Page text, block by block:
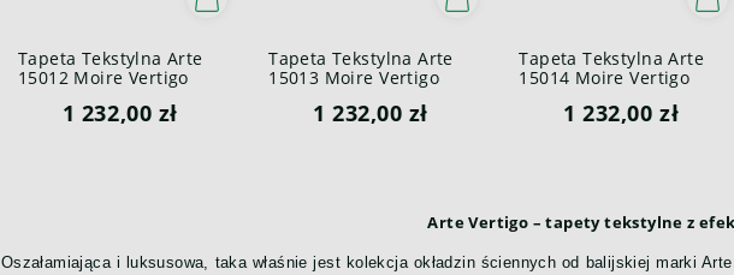
Tapeta Tekstylna Arte
15012 Moire Vertigo
1 232,00 zł
Tapeta Tekstylna Arte
15013 Moire Vertigo
1 232,00 zł
Tapeta Tekstylna Arte
15014 Moire Vertigo
1 232,00 zł
Arte Vertigo – tapety tekstylne z
Oszałamiająca i luksusowa, taka właśnie jest kolekcja okładzin ściennych od balijskiej marki